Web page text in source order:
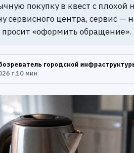
покупку в квест с плохой
сервисного центра, сервис —
«оформить обращение».
городской
г.10 мин